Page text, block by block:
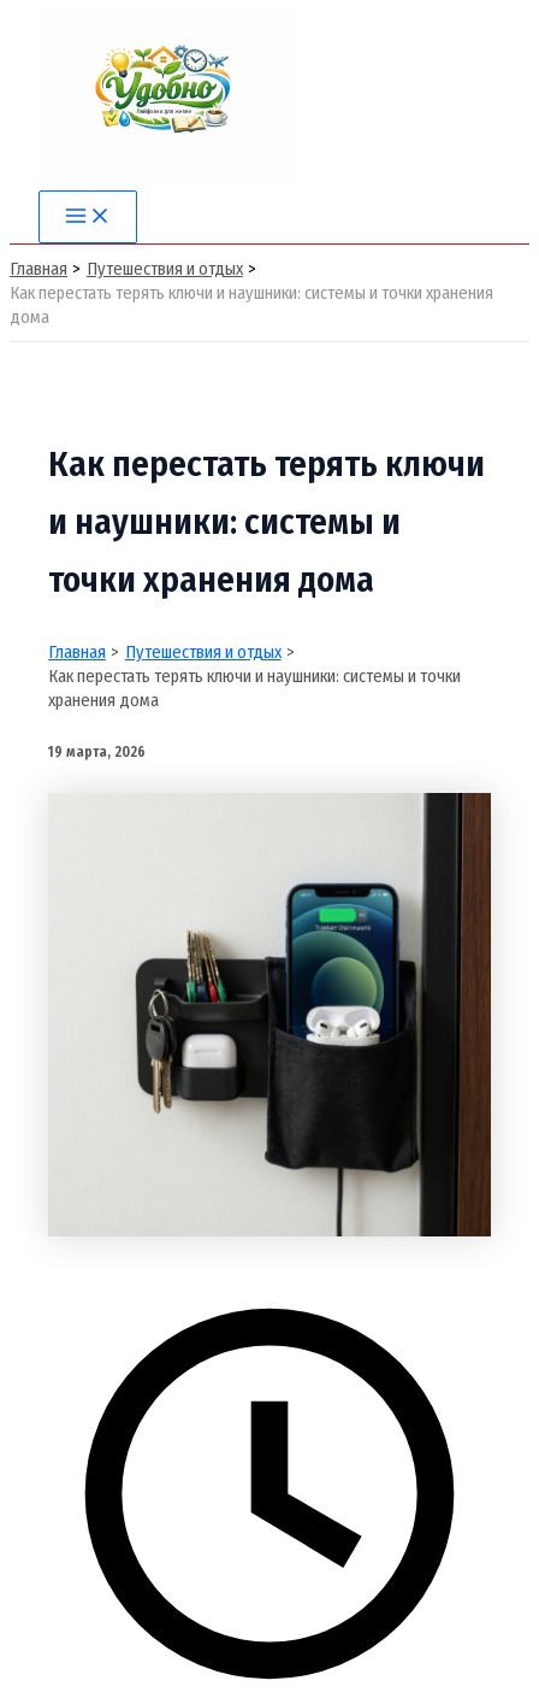
содержимому
Main
Menu
Главная
Путешествия и отдых
Как перестать терять ключи и наушники: системы и точки хранения
дома
Как перестать терять ключи
и наушники: системы и
точки хранения дома
Главная
Путешествия и отдых
Как перестать терять ключи и наушники: системы и точки
хранения дома
19 марта, 2026